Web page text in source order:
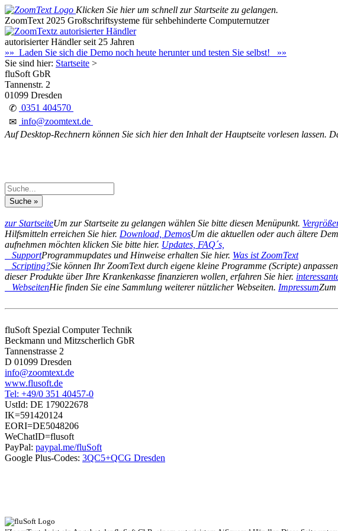
Klicken Sie hier um schnell zur Startseite zu gelangen.
ZoomText 2025 Großschriftsysteme für sehbehinderte Computernutzer
autorisierter Händler seit 25 Jahren
»» Laden Sie sich die Demo noch heute herunter und testen Sie selbst! »»
Sie sind hier: Startseite >
fluSoft GbR
Tannenstr. 2
01099 Dresden
✆ 0351 404570
✉ info@zoomtext.de
Auf Desktop-Rechnern können Sie sich hier den Inhalt der Hauptseite vorlesen lassen.
zur StartseiteUm zur Startseite zu gelangen wählen Sie bitte diesen Menüpunkt.
Hilfsmitteln erreichen Sie hier. Download, DemosUm die aktuellen oder auch ältere
aufnehmen möchten klicken Sie bitte hier. Updates, FAQ´s,
SupportProgrammupdates und Hinweise erhalten Sie hier. Was ist ZoomText
Scripting?Sie können Ihr ZoomText durch eigene kleine Programme (Scripte)
dieser Produkte über Ihre Krankenkasse finanzieren wollen, erfahren Sie hier.
WebseitenHie finden Sie eine Sammlung weiterer nützlicher Webseiten. ImpressumZum
fluSoft Spezial Computer Technik
Beckmann und Mitzscherlich GbR
Tannenstrasse 2
D 01099 Dresden
info@zoomtext.de
www.flusoft.de
Tel: +49/0 351 40457-0
UstId: DE 179022678
IK=591420124
EORI=DE5048206
WeChatID=flusoft
PayPal: paypal.me/fluSoft
Google Plus-Codes: 3QC5+QCG Dresden